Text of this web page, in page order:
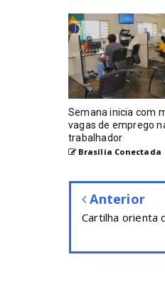
Semana inicia com
vagas de emprego
trabalhador
Brasília Conectada
Anterior
Cartilha orienta